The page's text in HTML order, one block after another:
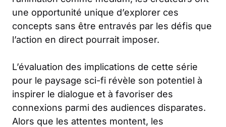
une opportunité unique d’explorer ces
concepts sans être entravés par les défis que
l’action en direct pourrait imposer.
L’évaluation des implications de cette série
pour le paysage sci-fi révèle son potentiel à
inspirer le dialogue et à favoriser des
connexions parmi des audiences disparates.
Alors que les attentes montent, les